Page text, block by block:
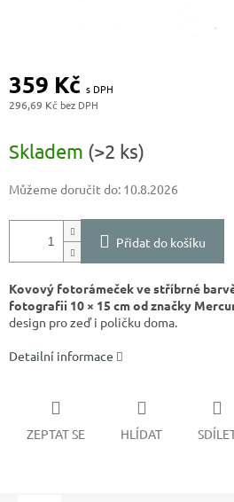
359 Kč
296,69 Kč
cena:
Skladem (>2 ks)
Můžeme doručit do: 10.8.2026
Přidat do košíku
Kovový fotorámeček ve stříbrné
fotografii 10 × 15 cm od značky
design pro zeď i poličku doma.
Detailní informace
ZEPTAT SE HLÍDAT